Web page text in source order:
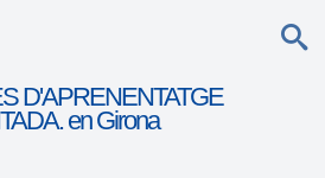
D'APRENENTATGE
en Girona